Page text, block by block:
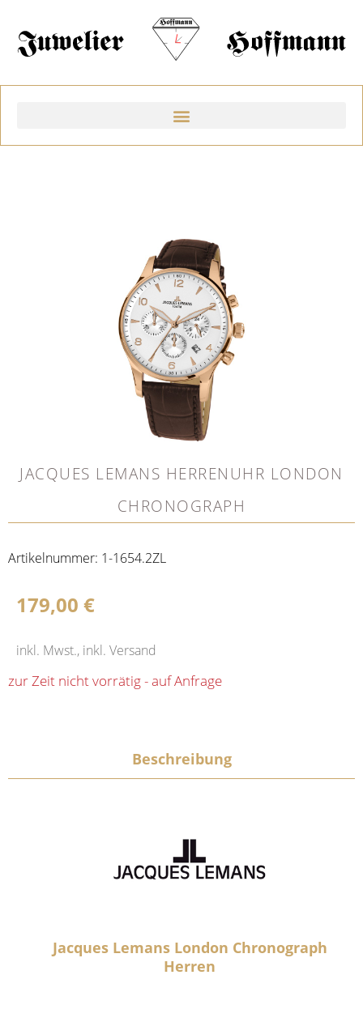
JACQUES LEMANS HERRENUHR LONDON
CHRONOGRAPH
Artikelnummer: 1-1654.2ZL
179,00 €
inkl. Mwst., inkl. Versand
zur Zeit nicht vorrätig - auf Anfrage
Beschreibung
Jacques Lemans London Chronograph
Herren